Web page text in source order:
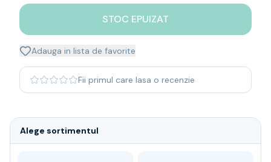
Single malt
Japanese
Bourbon
Blanded Japanese
Canadian
Rom
Vodka
STOC EPUIZAT
Adauga in lista de favorite
Fii primul care lasa o recenzie
Alege sortimentul